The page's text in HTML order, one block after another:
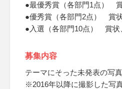
●最優秀賞（各部門1点）
●優秀賞（各部門2点） 賞
●入選（各部門10点） 賞状
募集内容
テーマにそった未発表の写真
※2016年以降に撮影した写